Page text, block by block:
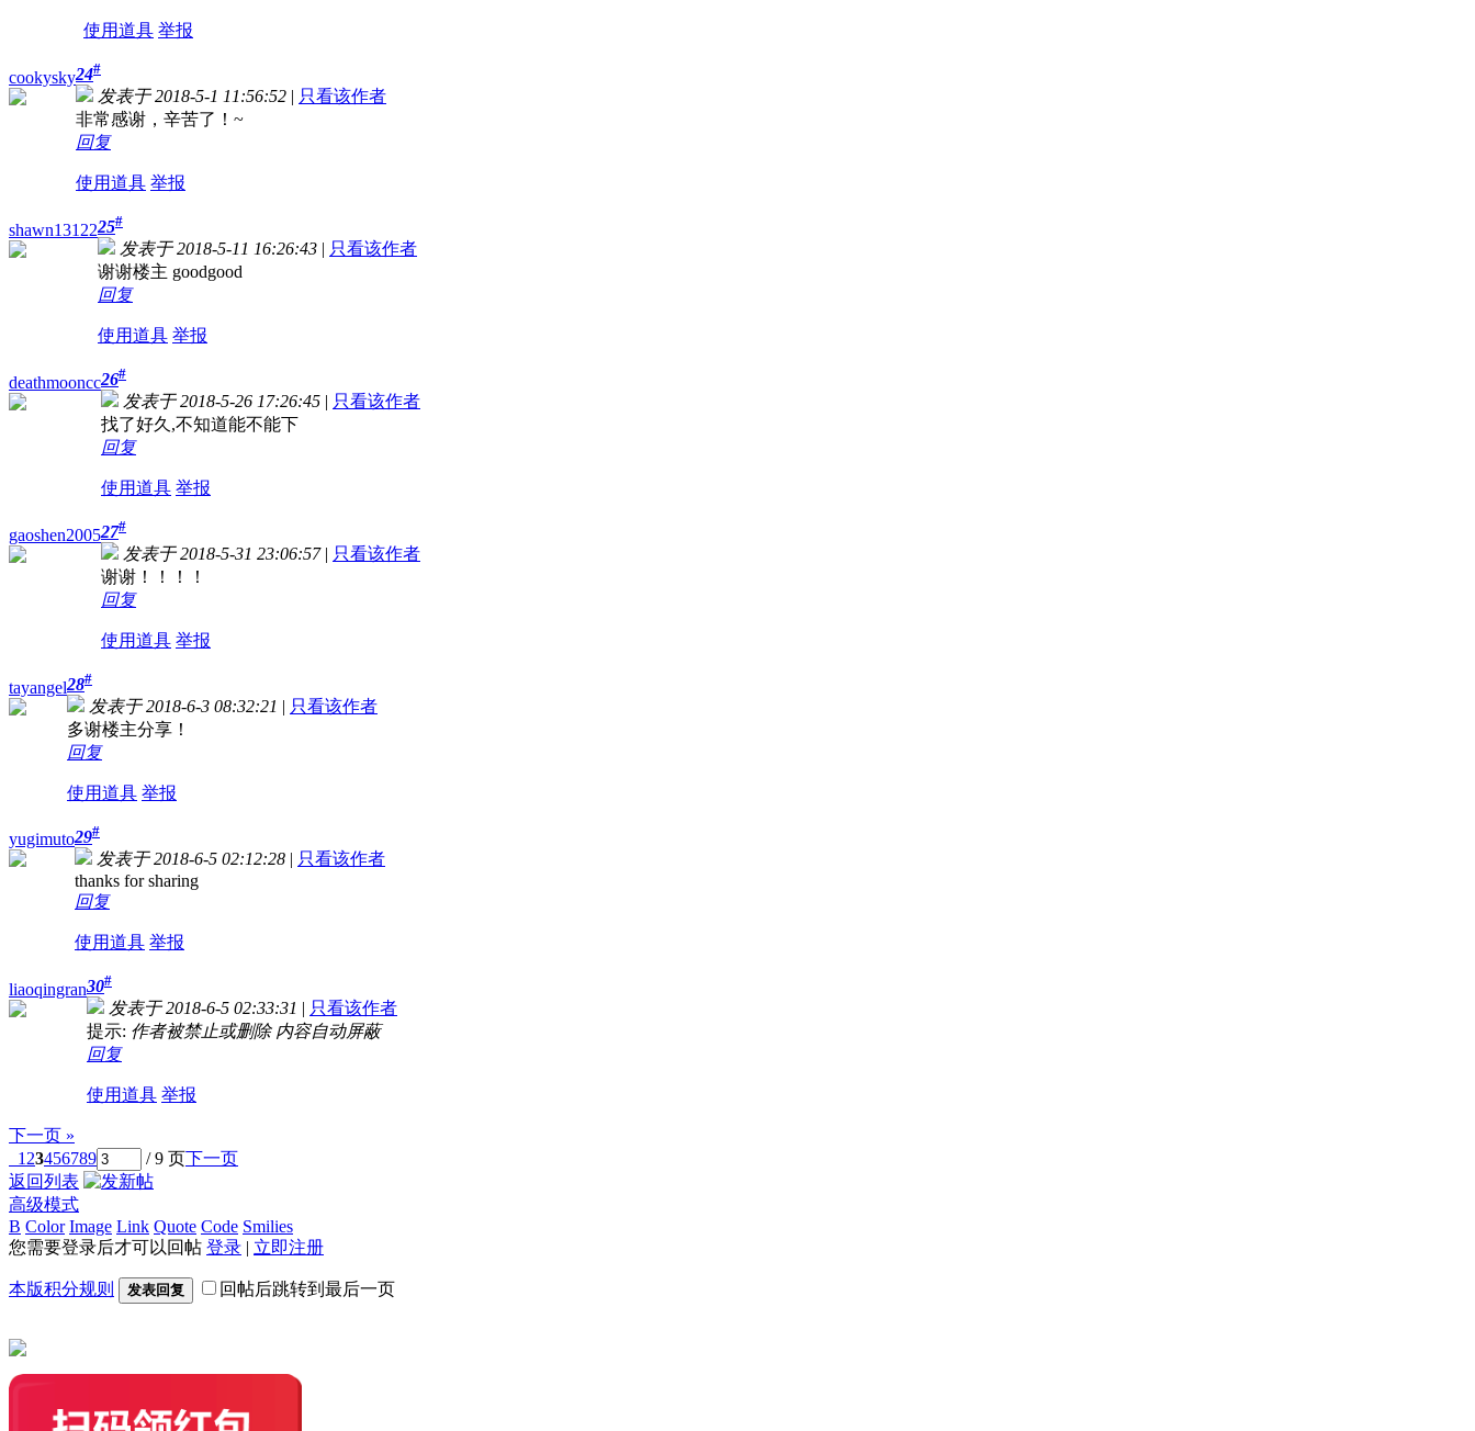
使用道具 举报
cookysky24#
发表于 2018-5-1 11:56:52 | 只看该作者
非常感谢，辛苦了！~
回复
使用道具 举报
shawn1312225#
发表于 2018-5-11 16:26:43 | 只看该作者
谢谢楼主 goodgood
回复
使用道具 举报
deathmooncc26#
发表于 2018-5-26 17:26:45 | 只看该作者
找了好久,不知道能不能下
回复
使用道具 举报
gaoshen200527#
发表于 2018-5-31 23:06:57 | 只看该作者
谢谢！！！！
回复
使用道具 举报
tayangel28#
发表于 2018-6-3 08:32:21 | 只看该作者
多谢楼主分享！
回复
使用道具 举报
yugimuto29#
发表于 2018-6-5 02:12:28 | 只看该作者
thanks for sharing
回复
使用道具 举报
liaoqingran30#
发表于 2018-6-5 02:33:31 | 只看该作者
提示: 作者被禁止或删除 内容自动屏蔽
回复
使用道具 举报
下一页 »
1 23456789 / 9 页下一页
返回列表
高级模式
B Color Image Link Quote Code Smilies
您需要登录后才可以回帖 登录 | 立即注册
本版积分规则 发表回复 回帖后跳转到最后一页